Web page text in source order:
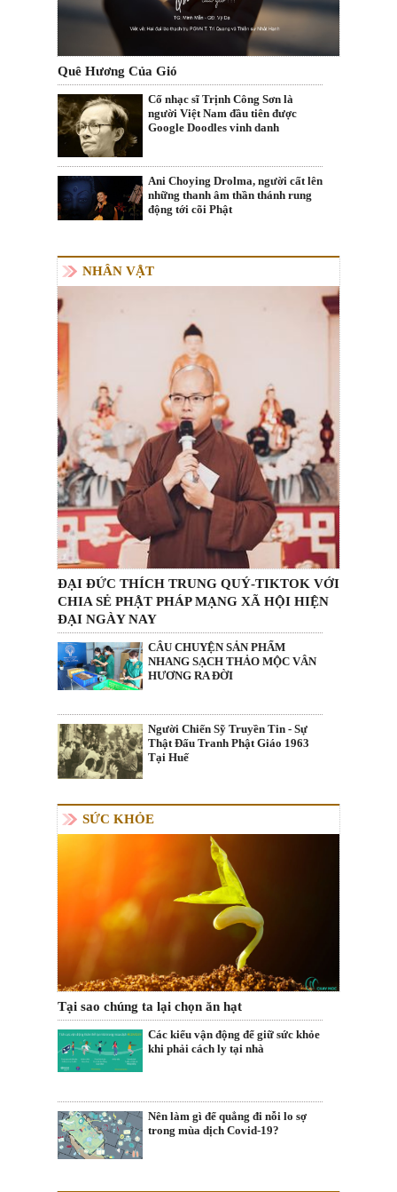
Quê Hương Của Gió
Cố nhạc sĩ Trịnh Công Sơn là
người Việt Nam đầu tiên được
Google Doodles vinh danh
Ani Choying Drolma, người cất lên
những thanh âm thần thánh rung
động tới cõi Phật
NHÂN VẬT
ĐẠI ĐỨC THÍCH TRUNG QUÝ-TIKTOK VỚI
CHIA SẺ PHẬT PHÁP MẠNG XÃ HỘI HIỆN
ĐẠI NGÀY NAY
CÂU CHUYỆN SẢN PHẨM
NHANG SẠCH THẢO MỘC VÂN
HƯƠNG RA ĐỜI
Người Chiến Sỹ Truyền Tin - Sự
Thật Đấu Tranh Phật Giáo 1963
Tại Huế
SỨC KHỎE
Tại sao chúng ta lại chọn ăn hạt
Các kiểu vận động để giữ sức khỏe
khi phải cách ly tại nhà
Nên làm gì để quẳng đi nỗi lo sợ
trong mùa dịch Covid-19?